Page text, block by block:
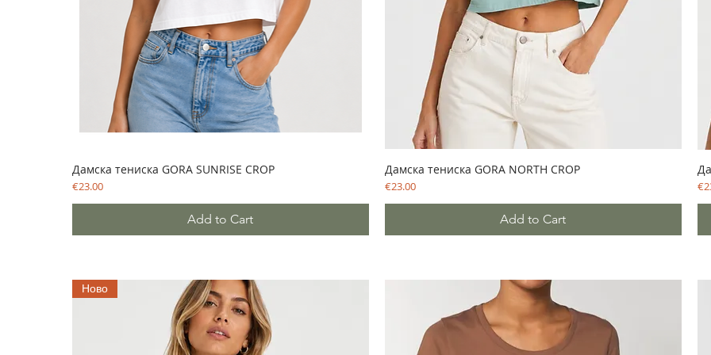
Дамска тениска GORA SUNRISE CROP
Price
€23.00
Add to Cart
Дамска тениска GORA NORTH CROP
Price
€23.00
Add to Cart
Ново